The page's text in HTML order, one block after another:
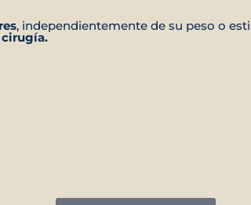
, independientemente de su peso o